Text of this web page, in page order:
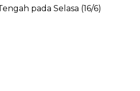
pada Selasa (16/6)